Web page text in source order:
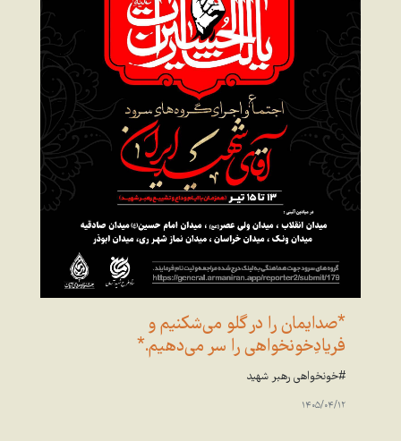
*صدایمان را در گلو می‌شکنیم و
فریادِخونخواهی را سر می‌دهیم.*
#خونخواهی رهبر شهید
1405/04/12